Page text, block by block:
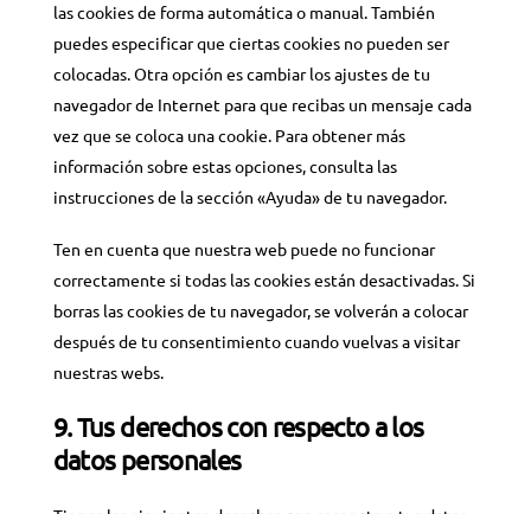
las cookies de forma automática o manual. También
puedes especificar que ciertas cookies no pueden ser
colocadas. Otra opción es cambiar los ajustes de tu
navegador de Internet para que recibas un mensaje cada
vez que se coloca una cookie. Para obtener más
información sobre estas opciones, consulta las
instrucciones de la sección «Ayuda» de tu navegador.
Ten en cuenta que nuestra web puede no funcionar
correctamente si todas las cookies están desactivadas. Si
borras las cookies de tu navegador, se volverán a colocar
después de tu consentimiento cuando vuelvas a visitar
nuestras webs.
9. Tus derechos con respecto a los
datos personales